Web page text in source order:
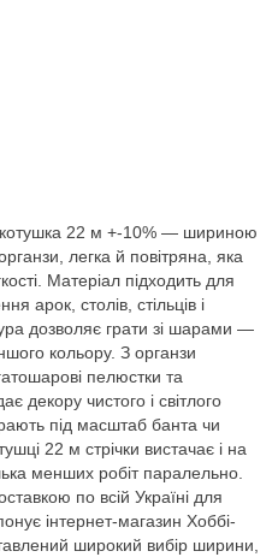
котушка 22 м +-10% — шириною
легка й повітряна, яка
Матеріал підходить для
арок, столів, стільців і
дозволяє грати зі шарами —
кольору. З органзи
пелюстки та
декору чистого і світлого
під масштаб банта чи
22 м стрічки вистачає і на
менших робіт паралельно.
по всій Україні для
інтернет-магазин Хоббі-
широкий вибір ширини,